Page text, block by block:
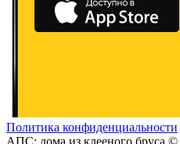
Политика конфиденциальности